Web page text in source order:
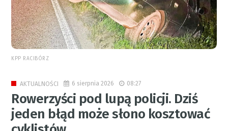
KPP RACIBÓRZ
AKTUALNOŚCI 6 sierpnia 2026 08:27
Rowerzyści pod lupą policji. Dziś
jeden błąd może słono kosztować